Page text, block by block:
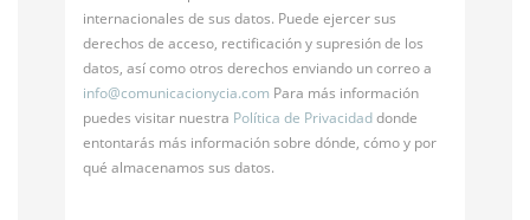
internacionales de sus datos. Puede ejercer sus
derechos de acceso, rectificación y supresión de los
datos, así como otros derechos enviando un correo a
info@comunicacionycia.com Para más información
puedes visitar nuestra Política de Privacidaddonde
entontarás más información sobre dónde, cómo y por
qué almacenamos sus datos.